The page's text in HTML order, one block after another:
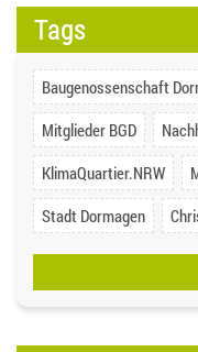
Tags
Baugenossenschaft
Mitglieder BGD
KlimaQuartier.NRW
Stadt Dormagen